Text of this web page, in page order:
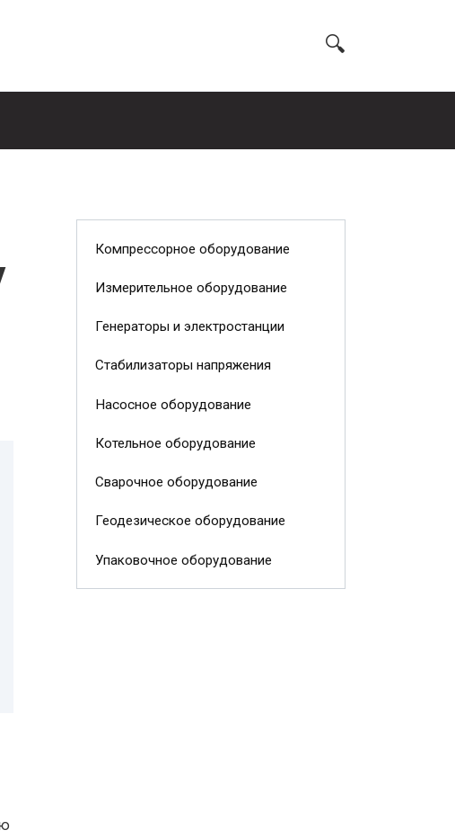
Компрессорное оборудование
Измерительное оборудование
Генераторы и электростанции
Стабилизаторы напряжения
Насосное оборудование
Котельное оборудование
Сварочное оборудование
Геодезическое оборудование
Упаковочное оборудование